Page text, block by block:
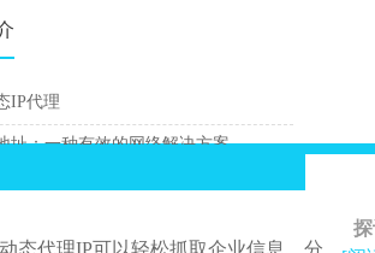
IP代理
址：一种有效的网络解决方案
态代理IP可以轻松抓取企业信息、分